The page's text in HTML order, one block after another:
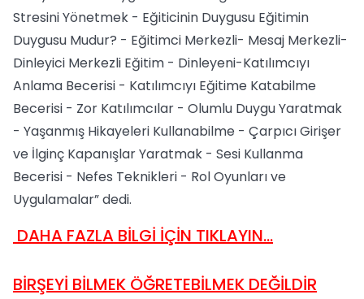
Stresini Yönetmek - Eğiticinin Duygusu Eğitimin
Duygusu Mudur? - Eğitimci Merkezli- Mesaj Merkezli-
Dinleyici Merkezli Eğitim - Dinleyeni-Katılımcıyı
Anlama Becerisi - Katılımcıyı Eğitime Katabilme
Becerisi - Zor Katılımcılar - Olumlu Duygu Yaratmak
- Yaşanmış Hikayeleri Kullanabilme - Çarpıcı Girişer
ve İlginç Kapanışlar Yaratmak - Sesi Kullanma
Becerisi - Nefes Teknikleri - Rol Oyunları ve
Uygulamalar” dedi.
DAHA FAZLA BİLGİ İÇİN TIKLAYIN...
BİRŞEYİ BİLMEK ÖĞRETEBİLMEK DEĞİLDİR